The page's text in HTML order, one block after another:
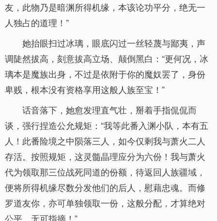
友，此物乃是暗渊所得机缘，本该论功平分，绝无一
人独占的道理！”
她抬眼扫过冰璃，眼底闪过一丝轻蔑与鄙夷，声
调陡然拔高，刻意拔高立场、颠倒黑白：“更何况，冰
璃本是魔族出身，不过是依附于你的魔奴罢了，身份
卑贱，根本没有资格享用这般人族至宝！”
话音落下，她愈发理直气壮，掰着手指侃侃而
谈，强行捏造公允规矩：“我等此番入渊小队，本有五
人！此番险境之中陨落三人，如今仅剩我与萧火二人
存活。按照规矩，这灵髓晶理应分为六份！我与萧火
代为领取那三位战死同道的份额，待返回人族疆域，
便将所得机缘尽数分发他们的后人，慰藉忠魂。而修
罗道友你，亦可单独领取一份，这般分配，才算绝对
公平，无可指摘！”